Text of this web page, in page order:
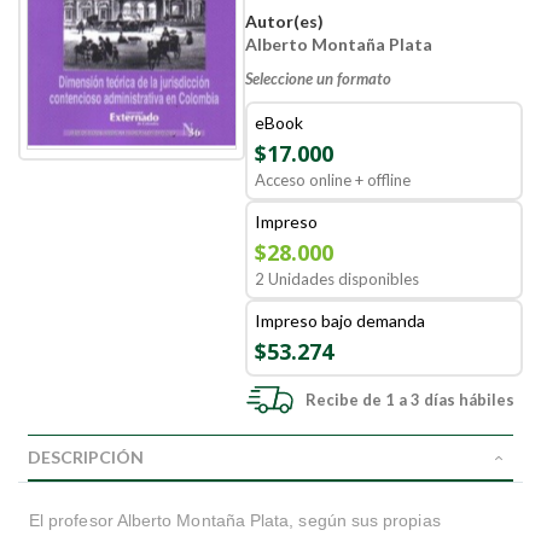
Autor(es)
Alberto Montaña Plata
Seleccione un formato
eBook
$17.000
Acceso online + offline
Impreso
$28.000
2 Unidades disponibles
Impreso bajo demanda
$53.274
Recibe de 1 a 3 días hábiles
DESCRIPCIÓN
El profesor Alberto Montaña Plata, según sus propias